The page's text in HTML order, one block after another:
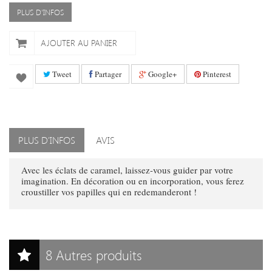
PLUS D'INFOS
AJOUTER AU PANIER
Tweet Partager Google+ Pinterest
PLUS D'INFOS AVIS
Avec les éclats de caramel, laissez-vous guider par votre
imagination. En décoration ou en incorporation, vous ferez
croustiller vos papilles qui en redemanderont !
8 Autres produits